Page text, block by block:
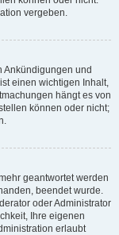
vergeben.
Ankündigungen und
einen wichtigen Inhalt,
hängt es von
können oder nicht;
geantwortet werden
beendet wurde.
oder Administrator
Ihre eigenen
erlaubt